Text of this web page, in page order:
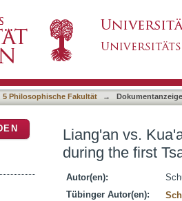
5 Philosophische Fakultät → Dokumentanzeige
Liang'an vs.
during the first
Autor(en):
Tübinger Autor(en):